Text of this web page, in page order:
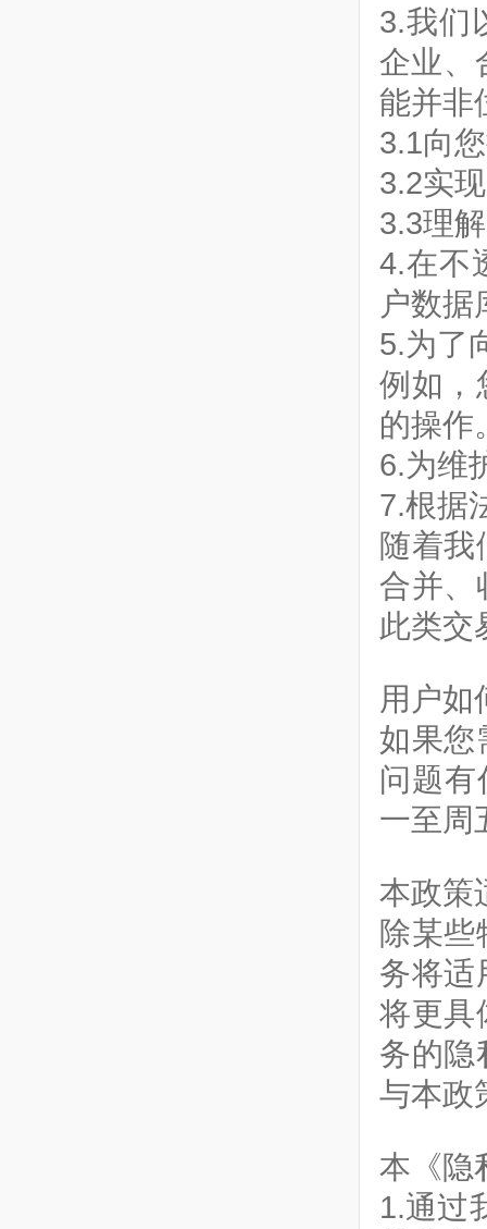
3.我们
企业、
能并非
3.1向
3.2实
3.3理
4.在不
户数
5.为了
例如，
的操作
6.为维
7.根据
随着
合并、
此类交
用户如
如果您
问题有
一至周
本政策
除某
务将适
将更具
务的隐
与本政
本《隐
1.通过